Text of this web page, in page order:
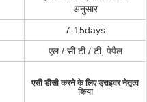
अनुसार
7-15days
एल / सी टी / टी, पेपैल
एसी डीसी करने के लिए ड्राइवर नेतृत्व
किया